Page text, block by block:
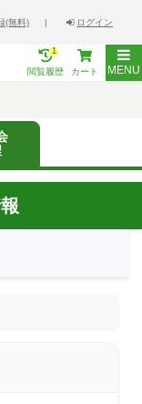
(無料) | ログイン
1
閲覧履歴 カート MENU